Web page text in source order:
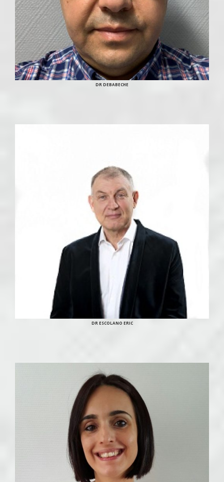
DR DEBABECHE
DR ESCOLANO ERIC